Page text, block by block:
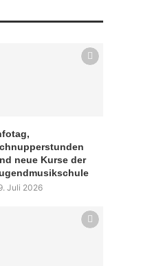
neue Kurse der
Juli 2026